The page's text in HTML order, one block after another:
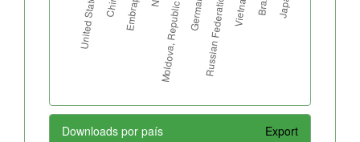
Downloads por país Export